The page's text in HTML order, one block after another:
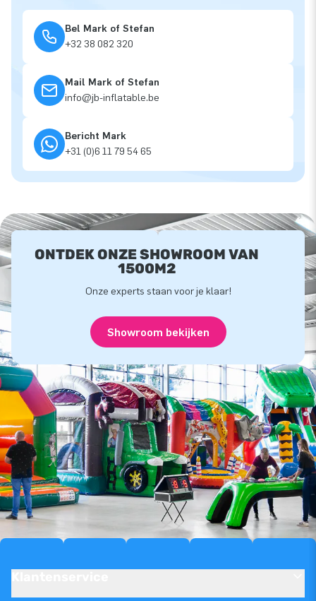
Bel Mark of Stefan
+32 38 082 320
Mail Mark of Stefan
info@jb-inflatable.be
Bericht Mark
+31 (0)6 11 79 54 65
ONTDEK ONZE SHOWROOM VAN
1500M2
Onze experts staan voor je klaar!
Showroom bekijken